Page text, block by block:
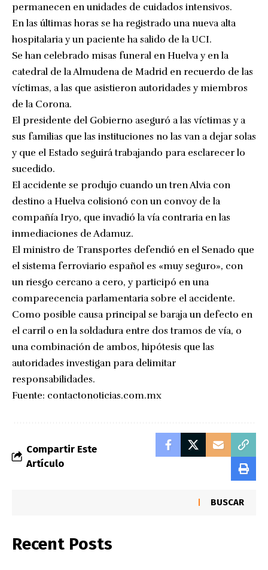
permanecen en unidades de cuidados intensivos.
En las últimas horas se ha registrado una nueva alta
hospitalaria y un paciente ha salido de la UCI.
Se han celebrado misas funeral en Huelva y en la
catedral de la Almudena de Madrid en recuerdo de las
víctimas, a las que asistieron autoridades y miembros
de la Corona.
El presidente del Gobierno aseguró a las víctimas y a
sus familias que las instituciones no las van a dejar solas
y que el Estado seguirá trabajando para esclarecer lo
sucedido.
El accidente se produjo cuando un tren Alvia con
destino a Huelva colisionó con un convoy de la
compañía Iryo, que invadió la vía contraria en las
inmediaciones de Adamuz.
El ministro de Transportes defendió en el Senado que
el sistema ferroviario español es «muy seguro», con
un riesgo cercano a cero, y participó en una
comparecencia parlamentaria sobre el accidente.
Como posible causa principal se baraja un defecto en
el carril o en la soldadura entre dos tramos de vía, o
una combinación de ambos, hipótesis que las
autoridades investigan para delimitar
responsabilidades.
Fuente: contactonoticias.com.mx
Compartir Este
Artículo
BUSCAR
Recent Posts